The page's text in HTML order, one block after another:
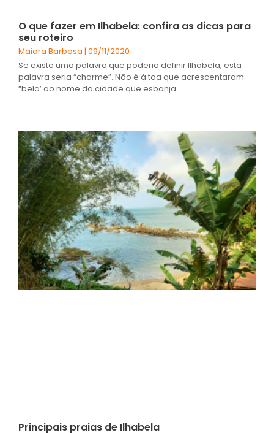
O que fazer em Ilhabela: confira as dicas para
seu roteiro
Maiara Barbosa 09/11/2020
Se existe uma palavra que poderia definir Ilhabela, esta
palavra seria “charme”. Não é à toa que acrescentaram
“bela’ ao nome da cidade que esbanja
Principais praias de Ilhabela